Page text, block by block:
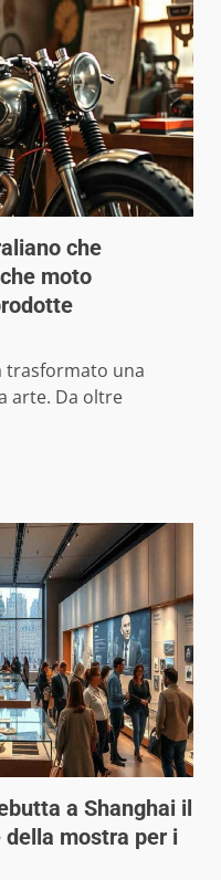
che
moto
trasformato una
arte. Da oltre
a Shanghai il
della mostra per i